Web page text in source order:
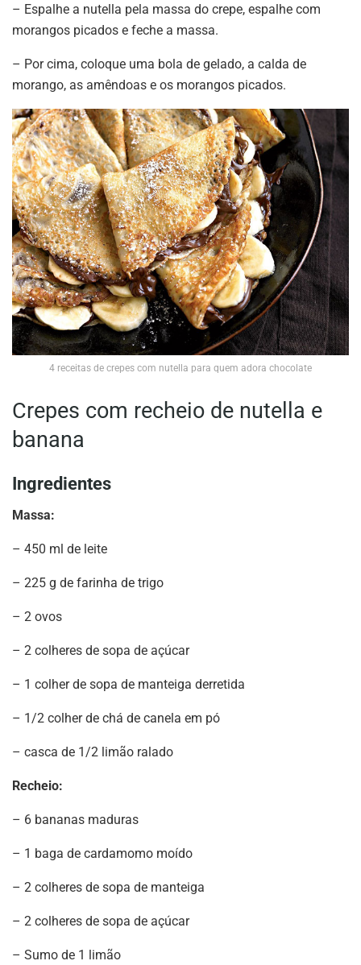
– Espalhe a nutella pela massa do crepe, espalhe com
morangos picados e feche a massa.
– Por cima, coloque uma bola de gelado, a calda de
morango, as amêndoas e os morangos picados.
4 receitas de crepes com nutella para quem adora chocolate
Crepes com recheio de nutella e
banana
Ingredientes
Massa:
– 450 ml de leite
– 225 g de farinha de trigo
– 2 ovos
– 2 colheres de sopa de açúcar
– 1 colher de sopa de manteiga derretida
– 1/2 colher de chá de canela em pó
– casca de 1/2 limão ralado
Recheio:
– 6 bananas maduras
– 1 baga de cardamomo moído
– 2 colheres de sopa de manteiga
– 2 colheres de sopa de açúcar
– Sumo de 1 limão